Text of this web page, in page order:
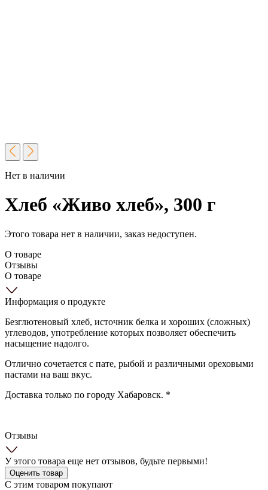
Нет в наличии
Хлеб «Живо хлеб», 300 г
Этого товара нет в наличии, заказ недоступен.
О товаре
Отзывы
О товаре
Информация о продукте
Безглютеновый хлеб, источник белка и хороших (сложных)
углеводов, употребление которых позволяет обеспечить
насыщение надолго.
Отлично сочетается с пате, рыбой и различными ореховыми
пастами на ваш вкус.
Доставка только по городу Хабаровск. *
Отзывы
У этого товара еще нет отзывов, будьте первыми!
Оценить товар
С этим товаром покупают